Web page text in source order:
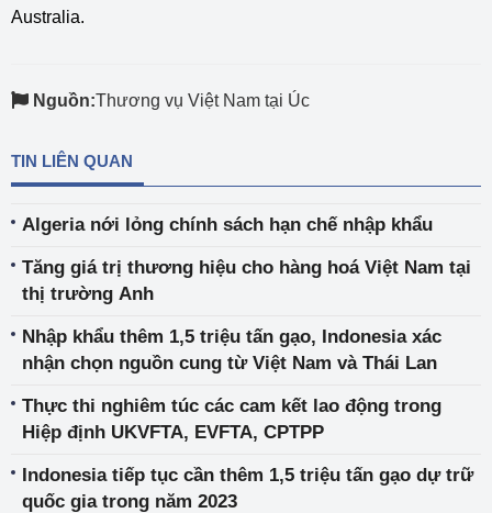
Australia.
Nguồn:Thương vụ Việt Nam tại Úc
TIN LIÊN QUAN
Algeria nới lỏng chính sách hạn chế nhập khẩu
Tăng giá trị thương hiệu cho hàng hoá Việt Nam tại
thị trường Anh
Nhập khẩu thêm 1,5 triệu tấn gạo, Indonesia xác
nhận chọn nguồn cung từ Việt Nam và Thái Lan
Thực thi nghiêm túc các cam kết lao động trong
Hiệp định UKVFTA, EVFTA, CPTPP
Indonesia tiếp tục cần thêm 1,5 triệu tấn gạo dự trữ
quốc gia trong năm 2023